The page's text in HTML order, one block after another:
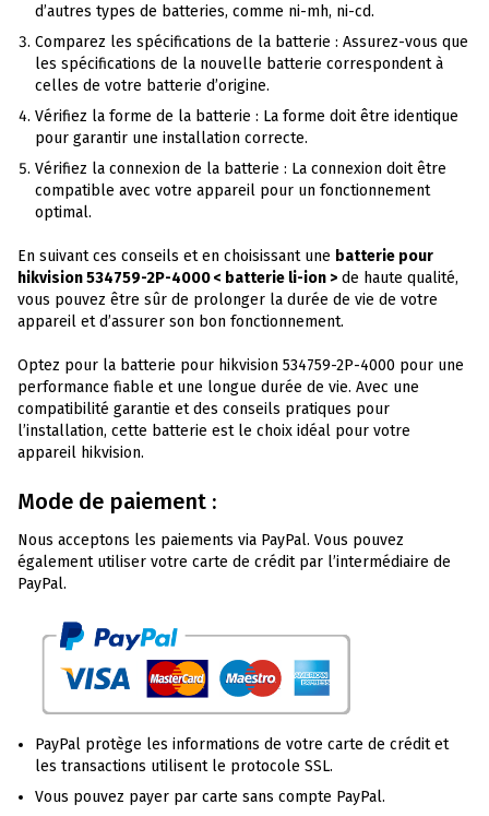
d’autres types de batteries, comme ni-mh, ni-cd.
Comparez les spécifications de la batterie : Assurez-vous que
les spécifications de la nouvelle batterie correspondent à
celles de votre batterie d’origine.
Vérifiez la forme de la batterie : La forme doit être identique
pour garantir une installation correcte.
Vérifiez la connexion de la batterie : La connexion doit être
compatible avec votre appareil pour un fonctionnement
optimal.
En suivant ces conseils et en choisissant une batterie pour
hikvision 534759-2P-4000 < batterie li-ion > de haute qualité,
vous pouvez être sûr de prolonger la durée de vie de votre
appareil et d’assurer son bon fonctionnement.
Optez pour la batterie pour hikvision 534759-2P-4000 pour une
performance fiable et une longue durée de vie. Avec une
compatibilité garantie et des conseils pratiques pour
l’installation, cette batterie est le choix idéal pour votre
appareil hikvision.
Mode de paiement :
Nous acceptons les paiements via PayPal. Vous pouvez
également utiliser votre carte de crédit par l’intermédiaire de
PayPal.
PayPal protège les informations de votre carte de crédit et
les transactions utilisent le protocole SSL.
Vous pouvez payer par carte sans compte PayPal.